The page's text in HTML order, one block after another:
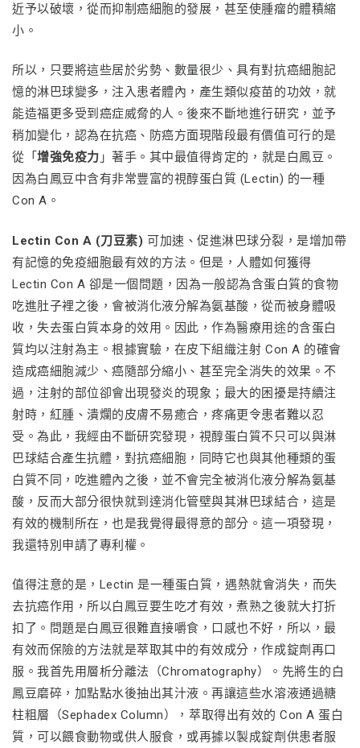
近予以破壞，從而抑制癌細胞的發展，甚至使腫瘤的體積縮
小。
所以，只要將這些居於劣勢、數量很少、具有對抗癌細胞記
憶的淋巴球變多，注入患者體內，產生類似疫苗的功效，就
能造福更多受到癌症威脅的人。後來不斷地進行研究，並予
稍加變化，認為在抗癌、防癌方面現階段最有價值可行的是
從「增強免疫力 」著手。其中最值得肯定的，就是白鳳豆。
因為白鳳豆中含有非常豐富的視醇蛋白質 (Lectin) 的一種
Con A。
Lectin Con A (刀豆素) 可加速、促進淋巴球分裂，是增加帶
有記憶的免疫細胞最有效的方法。但是，人體如何獲得
Lectin Con A 卻是一個問題，因為一般認為含蛋白質的食物
吃進肚子裡之後，會被消化液分解為氨基酸，從而被身體吸
收，失去蛋白質本身的效用。因此，作為醫療用途的含蛋白
質均以注射為主。根據實驗，在皮下組織注射 Con A 的確會
造成癌細胞減少、癌隨部分縮小、甚至完全消失的效果。不
過，注射的部位卻會出現發炎的現象；最大的困擾是持續注
射時，紅腫、潰爛的皮膚不易癒合，疼痛更令患者難以忍
受。為此，我經由不斷研究發現，視醇蛋白質不只可以與淋
巴球結合產生抗體，對抗癌細胞，同時它也與其他種類的蛋
白質不同，吃進體內之後，並不會完全被消化液分解為氨基
酸，反而大部分很快就到達消化管壁與其淋巴球結合，這是
有效的機制所在，也是我覺得最得意的部分。這一項發現，
我還特別申請了專利權。
值得注意的是，Lectin 是一種蛋白質，遇熱就會消失，而失
去抗癌作用，所以白鳳豆要生吃才有效，煮熟之後就大打折
扣了。問題是白鳳豆很難直接嚼食，口感也不好，所以，最
有效而保險的方法就是萃取其中的有效成分，作成錠劑再口
服。我首先用層析分離法（Chromatography）。先將生的白
鳳豆磨碎，加點點水後抽出其汁液。再讓這些水溶液通過糖
柱粗層（Sephadex Column），萃取得出有效的 Con A 蛋白
質，可以餵食動物或供人服食，或再據以製成錠劑供患者服